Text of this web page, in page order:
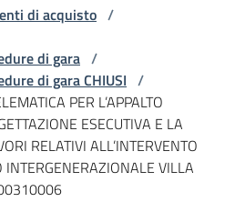
di acquisto /
di gara /
di gara CHIUSI /
PER L’APPALTO
ESECUTIVA E LA
RELATIVI ALL’INTERVENTO
VILLA